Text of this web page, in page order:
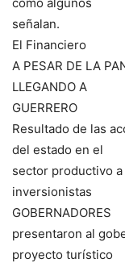
señalan.
El Financiero
A PESAR DE LA
LLEGANDO A
GUERRERO
Resultado de las
del estado en el
sector productivo
inversionistas
GOBERNADORES
presentaron al
proyecto turístico